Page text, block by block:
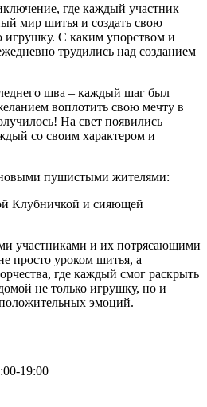
где каждый участник
мир шитья и создать свою
С каким упорством и
трудились над созданием
шва – каждый шаг был
воплотить свою мечту в
На свет появились
со своим характером и
пушистыми жителями:
Клубничкой и сияющей
участниками и их потрясающими
просто уроком шитья, а
где каждый смог раскрыть
не только игрушку, но и
эмоций.
19:00